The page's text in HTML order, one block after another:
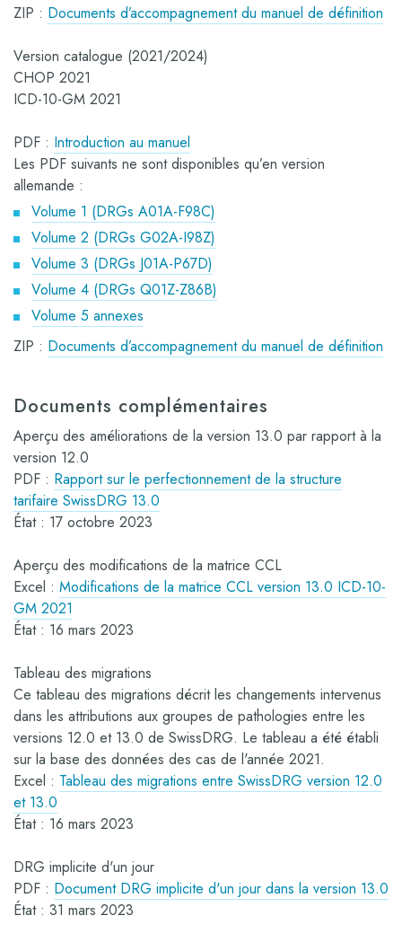
ZIP : Documents d’accompagnement du manuel de définition
Version catalogue (2021/2024)
CHOP 2021
ICD-10-GM 2021
PDF : Introduction au manuel
Les PDF suivants ne sont disponibles qu’en version
allemande :
Volume 1 (DRGs A01A-F98C)
Volume 2 (DRGs G02A-I98Z)
Volume 3 (DRGs J01A-P67D)
Volume 4 (DRGs Q01Z-Z86B)
Volume 5 annexes
ZIP : Documents d’accompagnement du manuel de définition
Documents complémentaires
Aperçu des améliorations de la version 13.0 par rapport à la
version 12.0
PDF : Rapport sur le perfectionnement de la structure
tarifaire SwissDRG 13.0
État : 17 octobre 2023
Aperçu des modifications de la matrice CCL
Excel : Modifications de la matrice CCL version 13.0 ICD-10-
GM 2021
État : 16 mars 2023
Tableau des migrations
Ce tableau des migrations décrit les changements intervenus
dans les attributions aux groupes de pathologies entre les
versions 12.0 et 13.0 de SwissDRG. Le tableau a été établi
sur la base des données des cas de l'année 2021.
Excel : Tableau des migrations entre SwissDRG version 12.0
et 13.0
État : 16 mars 2023
DRG implicite d'un jour
PDF : Document DRG implicite d'un jour dans la version 13.0
État : 31 mars 2023